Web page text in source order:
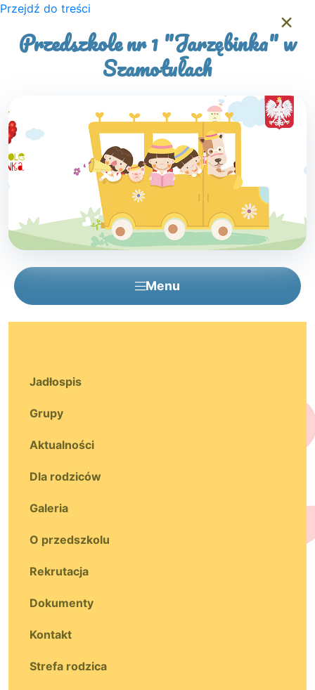
Przejdź do treści
Przedszkole nr 1 "Jarzębinka" w
Szamotułach
Menu
×
Jadłospis
Grupy
Aktualności
Dla rodziców
Galeria
O przedszkolu
Rekrutacja
Dokumenty
Kontakt
Strefa rodzica